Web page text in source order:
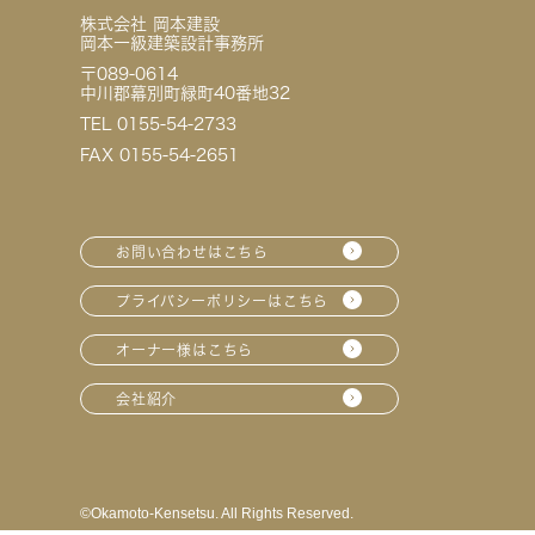
株式会社 岡本建設
岡本一級建築設計事務所
〒089-0614
中川郡幕別町緑町40番地32
TEL 0155-54-2733
FAX 0155-54-2651
お問い合わせはこちら
プライバシーポリシーはこちら
オーナー様はこちら
会社紹介
©︎Okamoto-Kensetsu. All Rights Reserved.